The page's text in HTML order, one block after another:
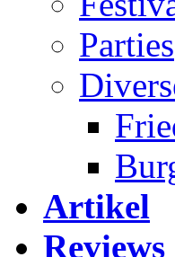
Parties
Artikel
Reviews